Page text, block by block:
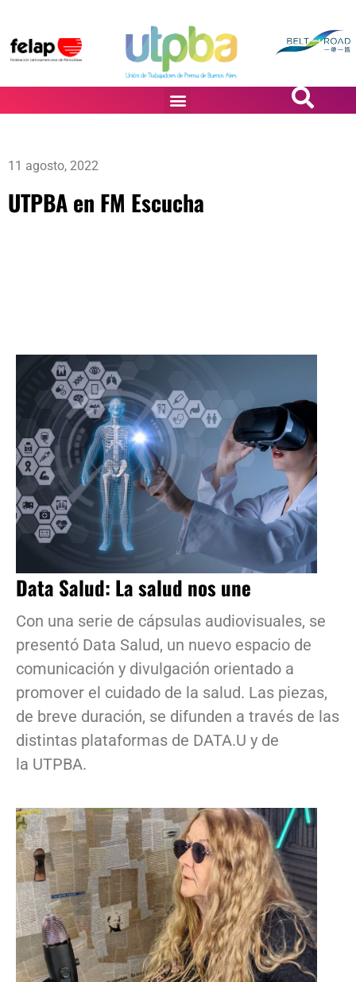
11 agosto, 2022
UTPBA en FM Escucha
Data Salud: La salud nos une
Con una serie de cápsulas audiovisuales, se
presentó Data Salud, un nuevo espacio de
comunicación y divulgación orientado a
promover el cuidado de la salud. Las piezas,
de breve duración, se difunden a través de las
distintas plataformas de DATA.U y de
la UTPBA.